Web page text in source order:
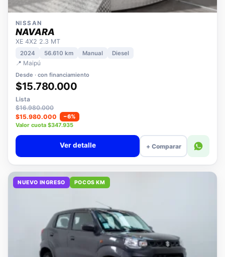
NISSAN
NAVARA
XE 4X2 2.3 MT
2024
📍 Maipú
Desde · con financiamiento
$15.780.000
Lista
$16.980.000
$15.980.000
−6%
Valor cuota $347.935
+ Comparar